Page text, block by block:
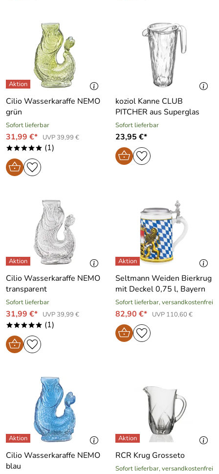
Cilio Wasserkaraffe NEMO
grün
Sofort lieferbar
31,99 €* UVP 39,99 €
***** (1)
koziol Kanne CLUB
PITCHER aus Superglas
Sofort lieferbar
23,95 €*
Cilio Wasserkaraffe NEMO
transparent
Sofort lieferbar
31,99 €* UVP 39,99 €
***** (1)
Seltmann Weiden Bierkrug
mit Deckel 0,75 l, Bayern
Sofort lieferbar, versandkostenfrei
82,90 €* UVP 110,60 €
Cilio Wasserkaraffe NEMO
blau
RCR Krug Grosseto
Sofort lieferbar, versandkostenfrei